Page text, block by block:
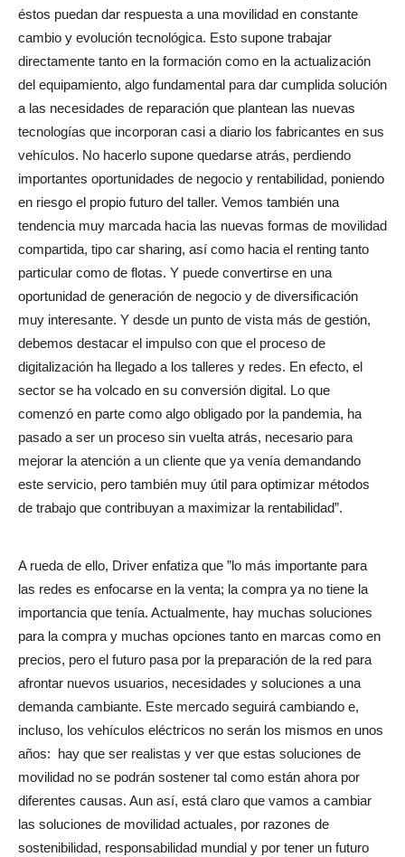
éstos puedan dar respuesta a una movilidad en constante
cambio y evolución tecnológica. Esto supone trabajar
directamente tanto en la formación como en la actualización
del equipamiento, algo fundamental para dar cumplida solución
a las necesidades de reparación que plantean las nuevas
tecnologías que incorporan casi a diario los fabricantes en sus
vehículos. No hacerlo supone quedarse atrás, perdiendo
importantes oportunidades de negocio y rentabilidad, poniendo
en riesgo el propio futuro del taller. Vemos también una
tendencia muy marcada hacia las nuevas formas de movilidad
compartida, tipo car sharing, así como hacia el renting tanto
particular como de flotas. Y puede convertirse en una
oportunidad de generación de negocio y de diversificación
muy interesante. Y desde un punto de vista más de gestión,
debemos destacar el impulso con que el proceso de
digitalización ha llegado a los talleres y redes. En efecto, el
sector se ha volcado en su conversión digital. Lo que
comenzó en parte como algo obligado por la pandemia, ha
pasado a ser un proceso sin vuelta atrás, necesario para
mejorar la atención a un cliente que ya venía demandando
este servicio, pero también muy útil para optimizar métodos
de trabajo que contribuyan a maximizar la rentabilidad”.
A rueda de ello, Driver enfatiza que ”lo más importante para
las redes es enfocarse en la venta; la compra ya no tiene la
importancia que tenía. Actualmente, hay muchas soluciones
para la compra y muchas opciones tanto en marcas como en
precios, pero el futuro pasa por la preparación de la red para
afrontar nuevos usuarios, necesidades y soluciones a una
demanda cambiante. Este mercado seguirá cambiando e,
incluso, los vehículos eléctricos no serán los mismos en unos
años: hay que ser realistas y ver que estas soluciones de
movilidad no se podrán sostener tal como están ahora por
diferentes causas. Aun así, está claro que vamos a cambiar
las soluciones de movilidad actuales, por razones de
sostenibilidad, responsabilidad mundial y por tener un futuro